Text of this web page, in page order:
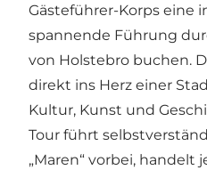
Gästeführer-Korps eine
spannende Führung
von Holstebro buchen.
direkt ins Herz einer
Kultur, Kunst und
Tour führt
„Maren“ vorbei, handelt